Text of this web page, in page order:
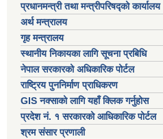
प्रधानमन्त्री तथा मन्त्रीपरिषद्को कार्यालय
अर्थ मन्त्रालय
गृह मन्त्रालय
स्थानीय निकायका लागि सूचना प्रबिधि
नेपाल सरकारको अधिकारिक पोर्टल
राष्ट्रिय पुननिर्माण प्राधिकरण
GIS नक्साको लागि यहाँ क्लिक गर्नुहोस
प्रदेश नं. १ सरकारको आधिकारिक पोर्टल
श्रम संसार प्रणाली